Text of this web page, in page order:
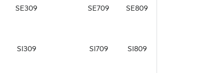
SE309 SE709 SE809
SI309 SI709 SI809